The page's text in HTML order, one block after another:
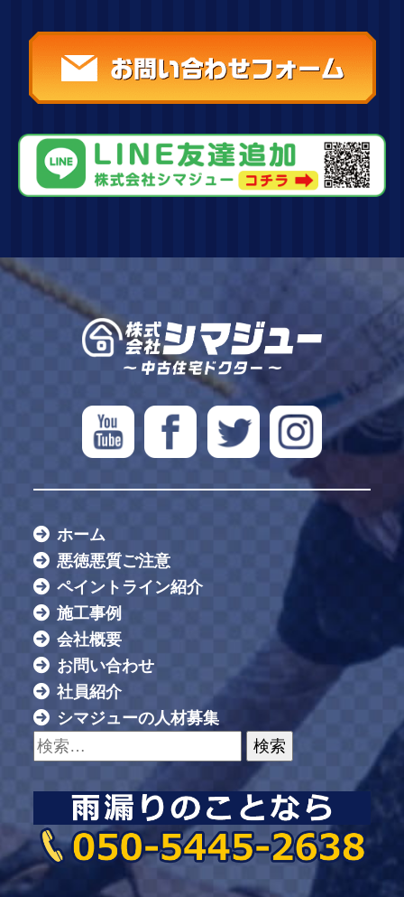
ホーム
悪徳悪質ご注意
ペイントライン紹介
施工事例
会社概要
お問い合わせ
社員紹介
シマジューの人材募集
検索: